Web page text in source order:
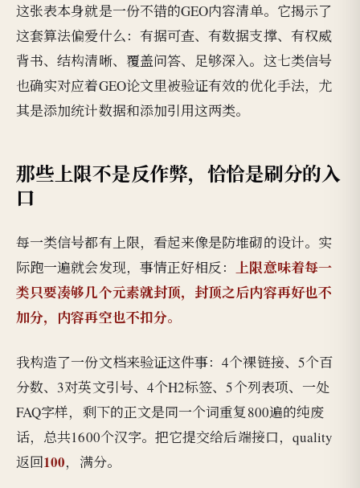
这张表本身就是一份不错的GEO内容清单。它揭示了
这套算法偏爱什么：有据可查、有数据支撑、有权威
背书、结构清晰、覆盖问答、足够深入。这七类信号
也确实对应着GEO论文里被验证有效的优化手法，尤
其是添加统计数据和添加引用这两类。
那些上限不是反作弊，恰恰是刷分的入
口
每一类信号都有上限，看起来像是防堆砌的设计。实
际跑一遍就会发现，事情正好相反：
上限意味着每一
类只要凑够几个元素就封顶，封顶之后内容再好也不
加分，内容再空也不扣分。
我构造了一份文档来验证这件事：4个裸链接、5个百
分数、3对英文引号、4个H2标签、5个列表项、一处
FAQ字样，剩下的正文是同一个词重复800遍的纯废
话，总共1600个汉字。把它提交给后端接口，quality
返回100，满分。